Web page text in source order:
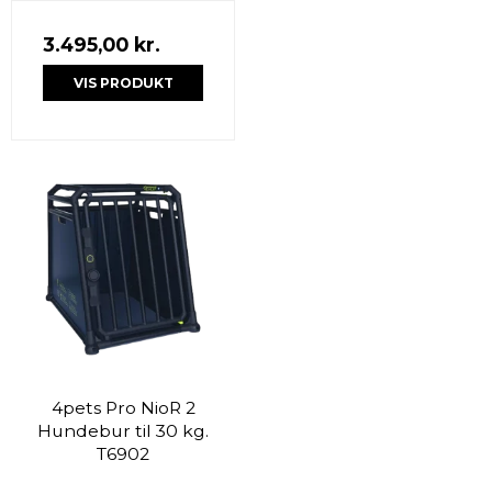
3.495,00 kr.
VIS PRODUKT
4pets Pro NioR 2
Hundebur til 30 kg.
T6902